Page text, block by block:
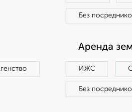
Без
Аренда
ИЖС
Без